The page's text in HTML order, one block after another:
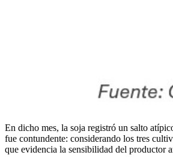
En dicho mes, la soja registró un salto
fue contundente: considerando los tres
que evidencia la sensibilidad del productor